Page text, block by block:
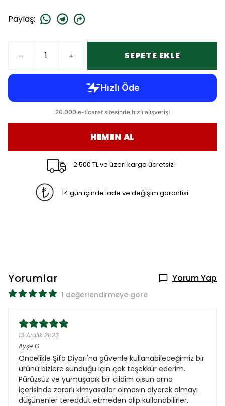
Paylaş:
SEPETE EKLE
HEMEN AL
2.500 TL ve üzeri kargo ücretsiz!
14 gün içinde iade ve değişim garantisi
Yorumlar Yorum Yap
1 değerlendirmeye göre
13 Aralık 2023
Ayşe G.
Öncelikle Şifa Diyarı'na güvenle kullanabileceğimiz bir
ürünü bizlere sunduğu için çok teşekkür ederim.
Pürüzsüz ve yumuşacık bir cildim olsun ama
içerisinde zararlı kimyasallar olmasın diyerek almayı
düşünenler tereddüt etmeden alıp kullanabilirler.